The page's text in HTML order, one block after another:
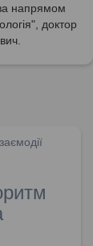
напрямом
доктор